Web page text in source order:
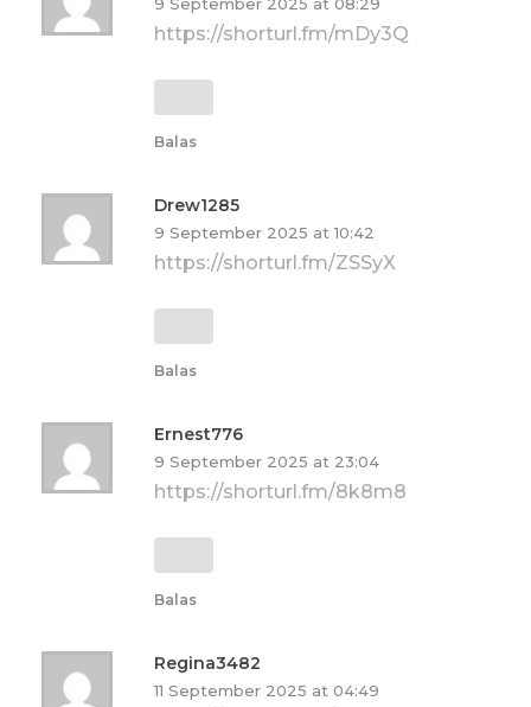
https://shorturl.fm/mDy3Q
Balas
Drew1285
9 September 2025 at 10:42
https://shorturl.fm/ZSSyX
Balas
Ernest776
9 September 2025 at 23:04
https://shorturl.fm/8k8m8
Balas
Regina3482
11 September 2025 at 04:49